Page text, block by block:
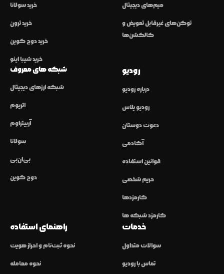
خرید سولانا
خرید ترون
خرید دوج کوین
خرید شیبا اینو
میم‌های دیجیتال
توکن‌های غیرقابل تعویض و
کالکشن‌ها
شبکه های معروف
شبکه ارزهای دیجیتال
اتریوم
آربیتراوم
سولانا
بی‌ان‌بی
دوج کوین
رودیو
درباره رودیو
رودیو پلاس
دعوت دوستان
آکادمی
قوانین استفاده
حریم شخصی
کارمزدها
کارمزد شبکه ها
راهنمای استفاده
نحوه ثبت‌نام و احراز هویت
نحوه معامله
خدمات
سوالات متداول
تماس با رودیو